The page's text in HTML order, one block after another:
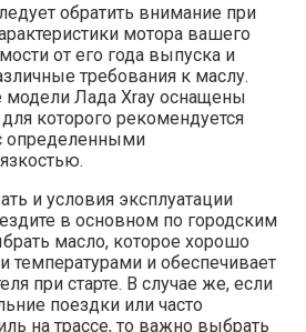
обратить внимание при
мотора вашего
от его года выпуска и
требования к маслу.
модели Лада Xray оснащены
которого рекомендуется
определенными
и условия эксплуатации
в основном по городским
масло, которое хорошо
температурами и обеспечивает
при старте. В случае же, если
поездки или часто
на трассе, то важно выбрать